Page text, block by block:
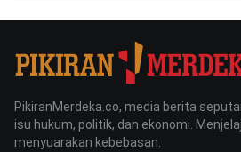
PikiranMerdeka.co, media berita
isu hukum, politik, dan ekonomi.
menyuarakan kebebasan.